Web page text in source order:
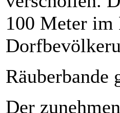
100 Meter im
Räuberbande
Der